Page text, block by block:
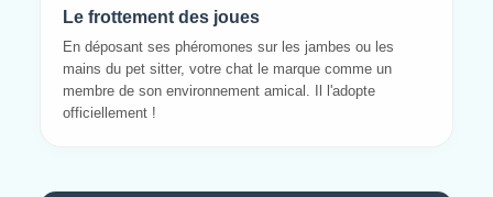
Le frottement des joues
En déposant ses phéromones sur les jambes ou les
mains du pet sitter, votre chat le marque comme un
membre de son environnement amical. Il l'adopte
officiellement !